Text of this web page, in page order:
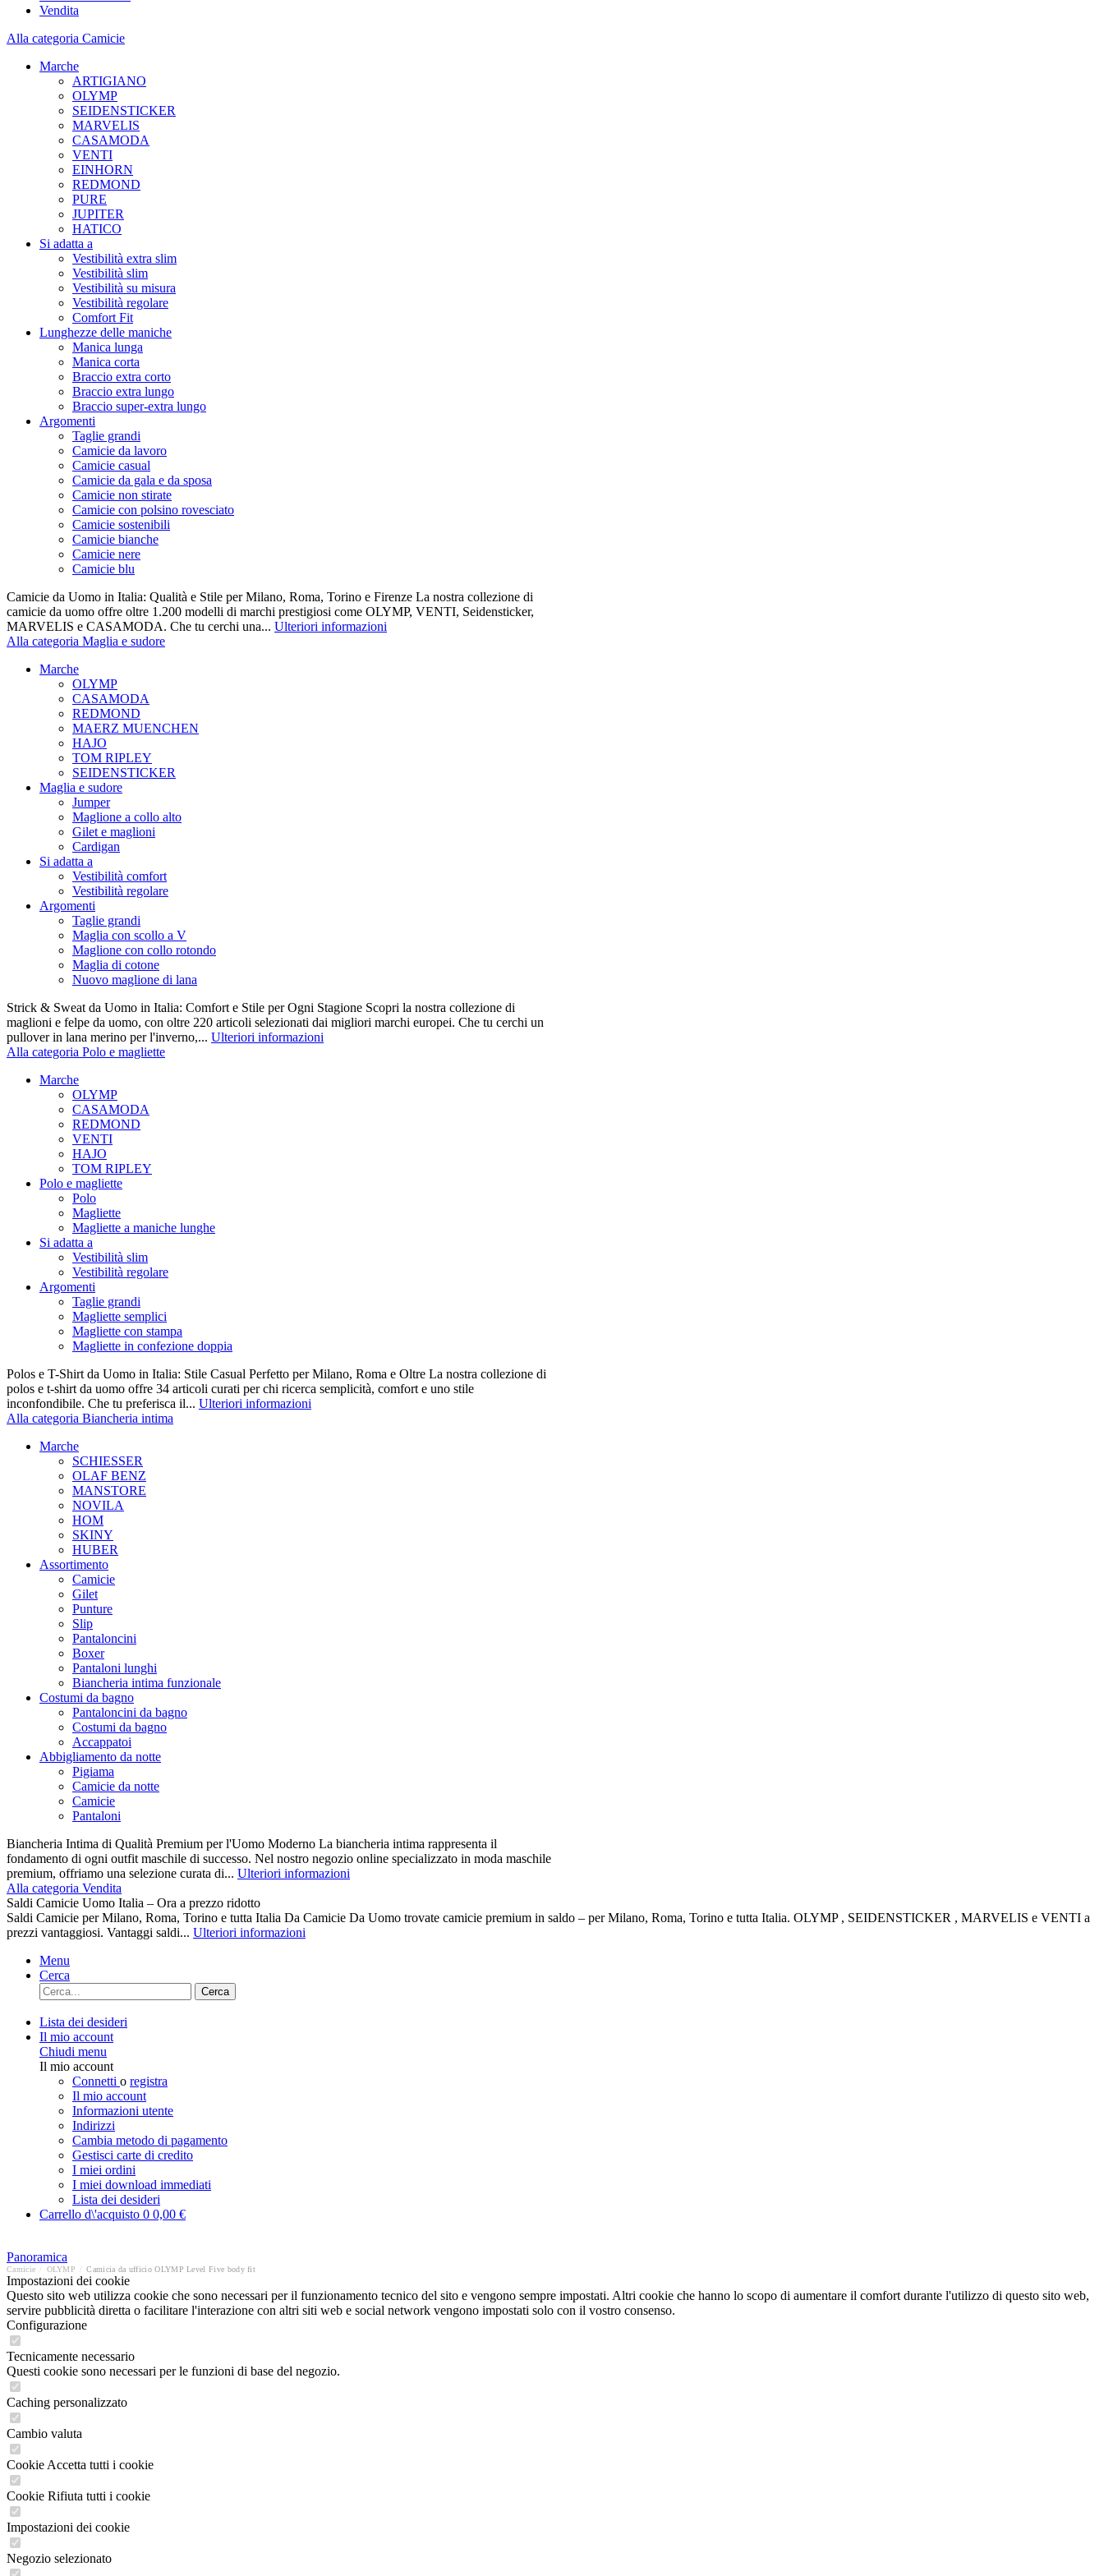
Vendita
Alla categoria Camicie
Marche
ARTIGIANO
OLYMP
SEIDENSTICKER
MARVELIS
CASAMODA
VENTI
EINHORN
REDMOND
PURE
JUPITER
HATICO
Si adatta a
Vestibilità extra slim
Vestibilità slim
Vestibilità su misura
Vestibilità regolare
Comfort Fit
Lunghezze delle maniche
Manica lunga
Manica corta
Braccio extra corto
Braccio extra lungo
Braccio super-extra lungo
Argomenti
Taglie grandi
Camicie da lavoro
Camicie casual
Camicie da gala e da sposa
Camicie non stirate
Camicie con polsino rovesciato
Camicie sostenibili
Camicie bianche
Camicie nere
Camicie blu
Camicie da Uomo in Italia: Qualità e Stile per Milano, Roma, Torino e Firenze La nostra collezione di
camicie da uomo offre oltre 1.200 modelli di marchi prestigiosi come OLYMP, VENTI, Seidensticker,
MARVELIS e CASAMODA. Che tu cerchi una... Ulteriori informazioni
Alla categoria Maglia e sudore
Marche
OLYMP
CASAMODA
REDMOND
MAERZ MUENCHEN
HAJO
TOM RIPLEY
SEIDENSTICKER
Maglia e sudore
Jumper
Maglione a collo alto
Gilet e maglioni
Cardigan
Si adatta a
Vestibilità comfort
Vestibilità regolare
Argomenti
Taglie grandi
Maglia con scollo a V
Maglione con collo rotondo
Maglia di cotone
Nuovo maglione di lana
Strick & Sweat da Uomo in Italia: Comfort e Stile per Ogni Stagione Scopri la nostra collezione di
maglioni e felpe da uomo, con oltre 220 articoli selezionati dai migliori marchi europei. Che tu cerchi un
pullover in lana merino per l'inverno,... Ulteriori informazioni
Alla categoria Polo e magliette
Marche
OLYMP
CASAMODA
REDMOND
VENTI
HAJO
TOM RIPLEY
Polo e magliette
Polo
Magliette
Magliette a maniche lunghe
Si adatta a
Vestibilità slim
Vestibilità regolare
Argomenti
Taglie grandi
Magliette semplici
Magliette con stampa
Magliette in confezione doppia
Polos e T-Shirt da Uomo in Italia: Stile Casual Perfetto per Milano, Roma e Oltre La nostra collezione di
polos e t-shirt da uomo offre 34 articoli curati per chi ricerca semplicità, comfort e uno stile
inconfondibile. Che tu preferisca il... Ulteriori informazioni
Alla categoria Biancheria intima
Marche
SCHIESSER
OLAF BENZ
MANSTORE
NOVILA
HOM
SKINY
HUBER
Assortimento
Camicie
Gilet
Punture
Slip
Pantaloncini
Boxer
Pantaloni lunghi
Biancheria intima funzionale
Costumi da bagno
Pantaloncini da bagno
Costumi da bagno
Accappatoi
Abbigliamento da notte
Pigiama
Camicie da notte
Camicie
Pantaloni
Biancheria Intima di Qualità Premium per l'Uomo Moderno La biancheria intima rappresenta il
fondamento di ogni outfit maschile di successo. Nel nostro negozio online specializzato in moda maschile
premium, offriamo una selezione curata di... Ulteriori informazioni
Alla categoria Vendita
Saldi Camicie Uomo Italia – Ora a prezzo ridotto
Saldi Camicie per Milano, Roma, Torino e tutta Italia Da Camicie Da Uomo trovate camicie premium in saldo – per Milano, Roma, Torino e tutta Italia. OLYMP , SEIDENSTICKER , MARVELIS e VENTI a
prezzi vantaggiosi. Vantaggi saldi... Ulteriori informazioni
Menu
Cerca
Cerca
Lista dei desideri
Il mio account
Chiudi menu
Il mio account
Connetti o registra
Il mio account
Informazioni utente
Indirizzi
Cambia metodo di pagamento
Gestisci carte di credito
I miei ordini
I miei download immediati
Lista dei desideri
Carrello d\'acquisto 0 0,00 €
Panoramica
Camicie OLYMP Camicia da ufficio OLYMP Level Five body fit
Impostazioni dei cookie
Questo sito web utilizza cookie che sono necessari per il funzionamento tecnico del sito e vengono sempre impostati. Altri cookie che hanno lo scopo di aumentare il comfort durante l'utilizzo di questo sito web,
servire pubblicità diretta o facilitare l'interazione con altri siti web e social network vengono impostati solo con il vostro consenso.
Configurazione
Tecnicamente necessario
Questi cookie sono necessari per le funzioni di base del negozio.
Caching personalizzato
Cambio valuta
Cookie Accetta tutti i cookie
Cookie Rifiuta tutti i cookie
Impostazioni dei cookie
Negozio selezionato